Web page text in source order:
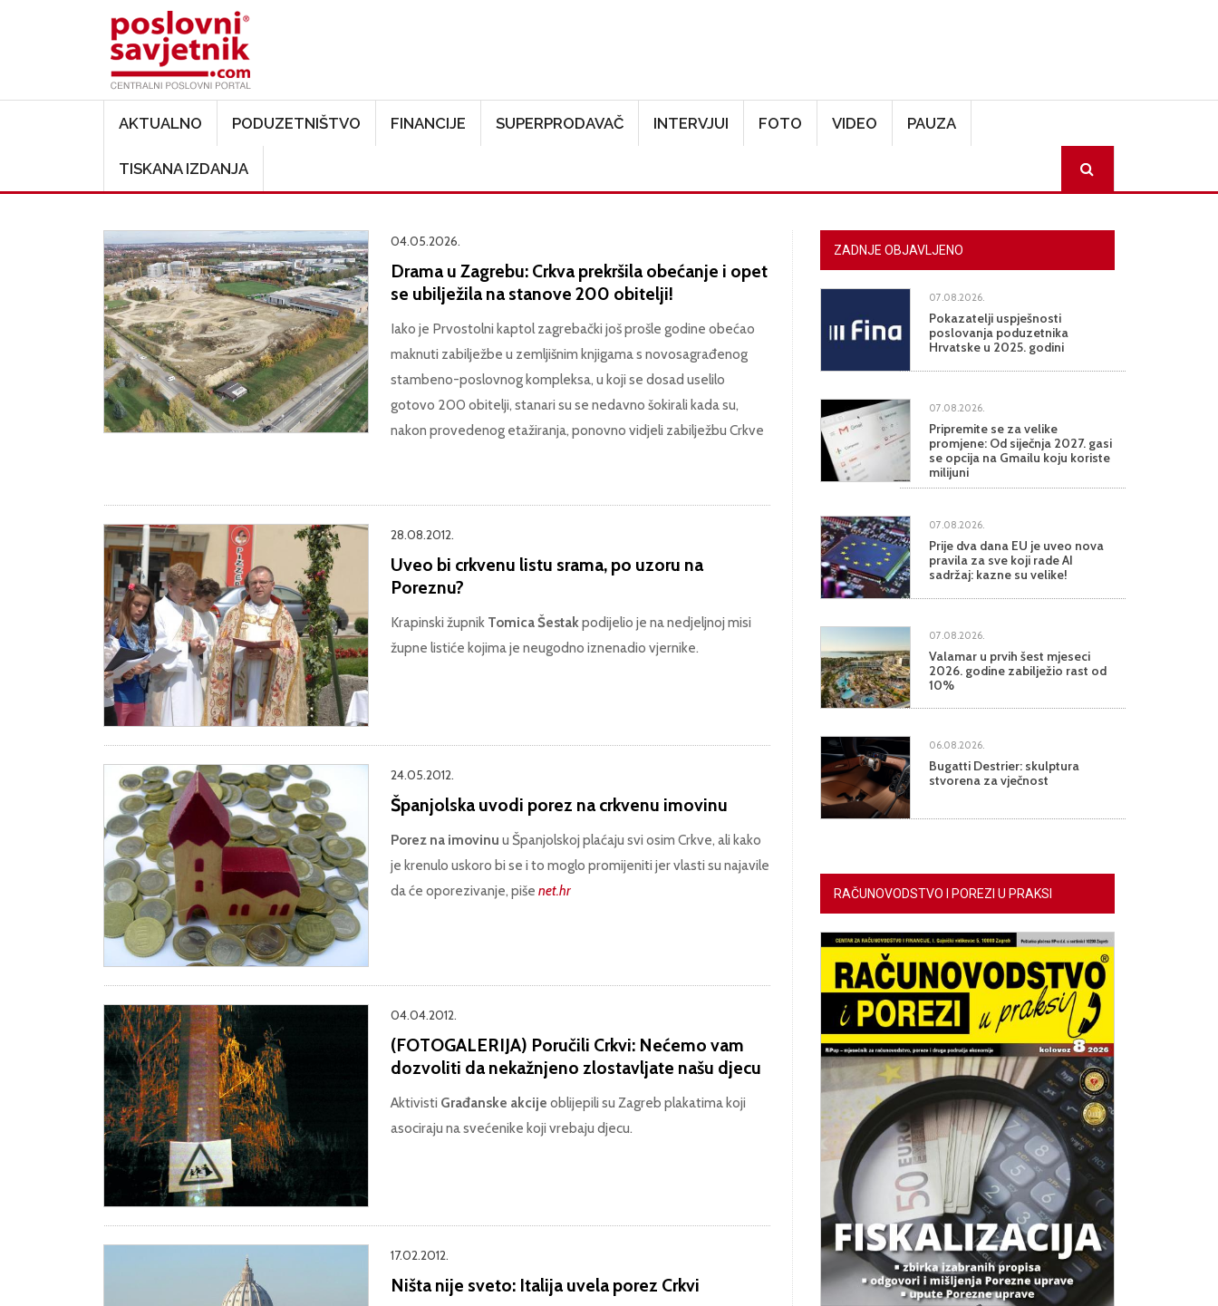
AKTUALNO PODUZETNIŠTVO FINANCIJE SUPERPRODAVAČ INTERVJUI FOTO VIDEO PAUZA
TISKANA IZDANJA
04.05.2026.
Drama u Zagrebu: Crkva prekršila obećanje i opet
se ubilježila na stanove 200 obitelji!
Iako je Prvostolni kaptol zagrebački još prošle godine obećao
maknuti zabilježbe u zemljišnim knjigama s novosagrađenog
stambeno-poslovnog kompleksa, u koji se dosad uselilo
gotovo 200 obitelji, stanari su se nedavno šokirali kada su,
nakon provedenog etažiranja, ponovno vidjeli zabilježbu Crkve
28.08.2012.
Uveo bi crkvenu listu srama, po uzoru na
Poreznu?
Krapinski župnik Tomica Šestakpodijelio je na nedjeljnoj misi
župne listiće kojima je neugodno iznenadio vjernike.
24.05.2012.
Španjolska uvodi porez na crkvenu imovinu
Porez na imovinu u Španjolskoj plaćaju svi osim Crkve, ali kako
je krenulo uskoro bi se i to moglo promijeniti jer vlasti su najavile
da će oporezivanje, piše net.hr
04.04.2012.
(FOTOGALERIJA) Poručili Crkvi: Nećemo vam
dozvoliti da nekažnjeno zlostavljate našu djecu
Aktivisti Građanske akcije oblijepili su Zagreb plakatima koji
asociraju na svećenike koji vrebaju djecu.
17.02.2012.
Ništa nije sveto: Italija uvela porez Crkvi
ZADNJE OBJAVLJENO
07.08.2026.
Pokazatelji uspješnosti
poslovanja poduzetnika
Hrvatske u 2025. godini
07.08.2026.
Pripremite se za velike
promjene: Od siječnja 2027. gasi
se opcija na Gmailu koju koriste
milijuni
07.08.2026.
Prije dva dana EU je uveo nova
pravila za sve koji rade AI
sadržaj: kazne su velike!
07.08.2026.
Valamar u prvih šest mjeseci
2026. godine zabilježio rast od
10%
06.08.2026.
Bugatti Destrier: skulptura
stvorena za vječnost
RAČUNOVODSTVO I POREZI U PRAKSI